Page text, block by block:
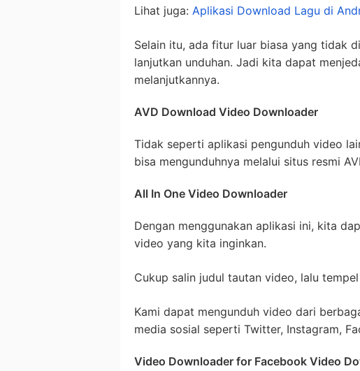
Lihat juga: Aplikasi Download Lagu di
Selain itu, ada fitur luar biasa yang tidak
lanjutkan unduhan. Jadi kita dapat
melanjutkannya.
AVD Download Video Downloader
Tidak seperti aplikasi pengunduh video
bisa mengunduhnya melalui situs resmi
All In One Video Downloader
Dengan menggunakan aplikasi ini, kita
video yang kita inginkan.
Cukup salin judul tautan video, lalu tempel
Kami dapat mengunduh video dari
media sosial seperti Twitter, Instagram,
Video Downloader for Facebook Video